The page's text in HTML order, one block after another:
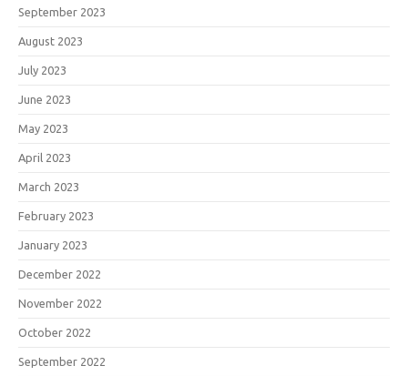
September 2023
August 2023
July 2023
June 2023
May 2023
April 2023
March 2023
February 2023
January 2023
December 2022
November 2022
October 2022
September 2022